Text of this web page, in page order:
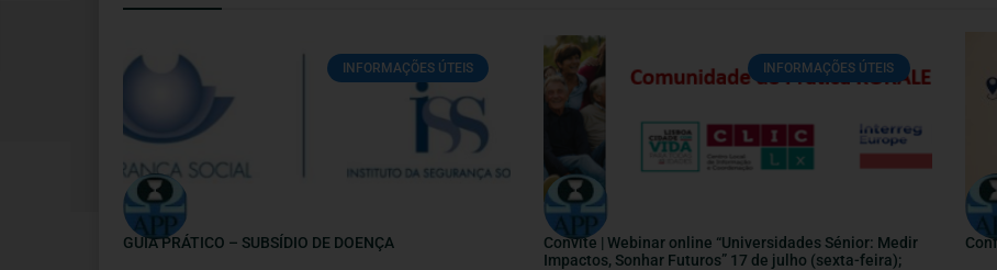
INFORMAÇÕES ÚTEIS
GUIA PRÁTICO – SUBSÍDIO DE DOENÇA
INFORMAÇÕES ÚTEIS
Convite | Webinar online “Universidades Sénior: Medir
Impactos, Sonhar Futuros” 17 de julho (sexta-feira);